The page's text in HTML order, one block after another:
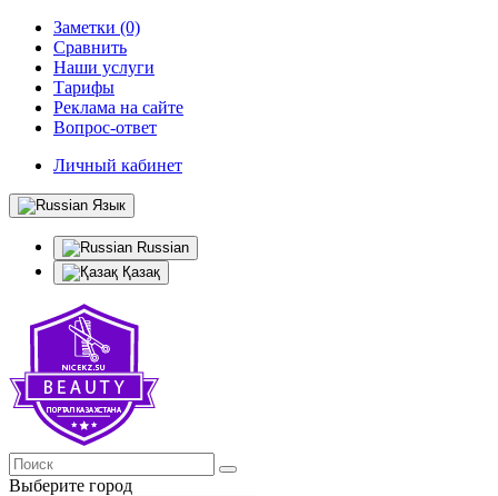
Заметки (0)
Сравнить
Наши услуги
Тарифы
Реклама на сайте
Вопрос-ответ
Личный кабинет
Язык
Russian
Қазақ
Выберите город